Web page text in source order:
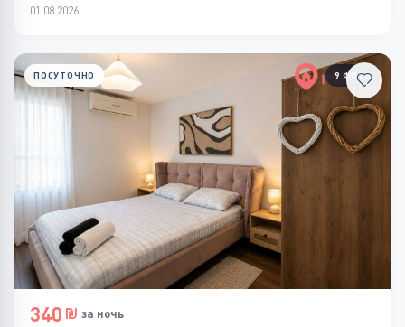
01.08.2026
9 ФОТО
ПОСУТОЧНО
340
за ночь